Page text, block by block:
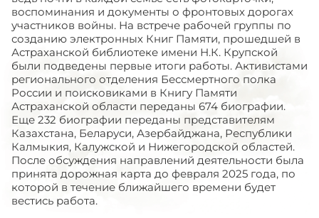
воспоминания и документы о фронтовых дорогах
участников войны. На встрече рабочей группы по
созданию электронных Книг Памяти, прошедшей в
Астраханской библиотеке имени Н.К. Крупской
были подведены первые итоги работы. Активистами
регионального отделения Бессмертного полка
России и поисковиками в Книгу Памяти
Астраханской области переданы 674 биографии.
Еще 232 биографии переданы представителям
Казахстана, Беларуси, Азербайджана, Республики
Калмыкия, Калужской и Нижегородской областей.
После обсуждения направлений деятельности была
принята дорожная карта до февраля 2025 года, по
которой в течение ближайшего времени будет
вестись работа.